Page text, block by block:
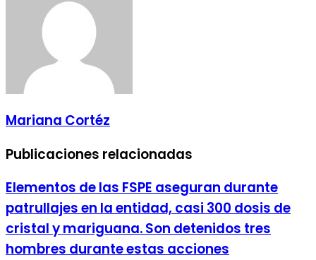
Mariana Cortéz
Publicaciones relacionadas
Elementos de las FSPE aseguran durante
patrullajes en la entidad, casi 300 dosis de
cristal y mariguana. Son detenidos tres
hombres durante estas acciones